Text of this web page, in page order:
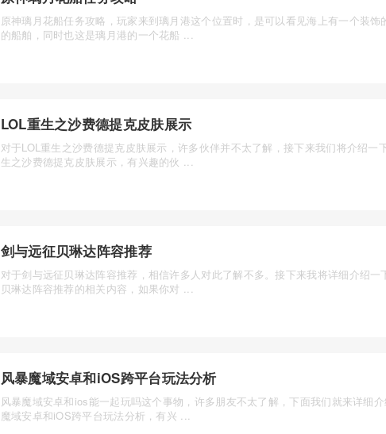
原神璃月花船任务攻略，玩家来到璃月港这个位置时，是可以看见海上有一个装饰
的船舶，同时也这是璃月港的一个花船 ...
LOL重生之沙费德提克皮肤展示
对于LOL重生之沙费德提克皮肤展示，许多伙伴并不太了解，接下来我们将介绍一
生之沙费德提克皮肤展示，有兴趣的伙 ...
剑与远征贝琳达阵容推荐
对于剑与远征贝琳达阵容推荐，相信许多人对此了解不多。接下来我将详细介绍一
贝琳达阵容推荐的相关内容，如果你对 ...
风暴魔域安卓和iOS跨平台玩法分析
风暴魔域安卓和ios能一起玩吗这个事物，许多朋友不太了解，下面我们就来详细
魔域安卓和iOS跨平台玩法分析，有兴 ...